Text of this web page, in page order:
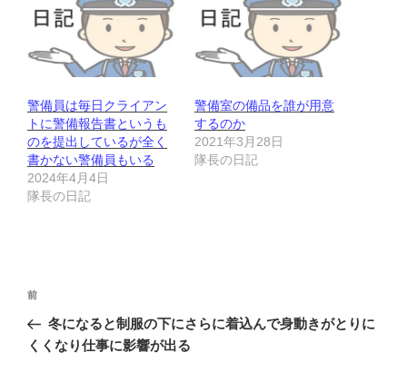
警備員は毎日クライアン
トに警備報告書というも
のを提出しているが全く
書かない警備員もいる
2024年4月4日
隊長の日記
警備室の備品を誰が用意
するのか
2021年3月28日
隊長の日記
投
ナ
前
の
投
前
冬になると制服の下にさらに着込んで身動きがとりに
くくなり仕事に影響が出る